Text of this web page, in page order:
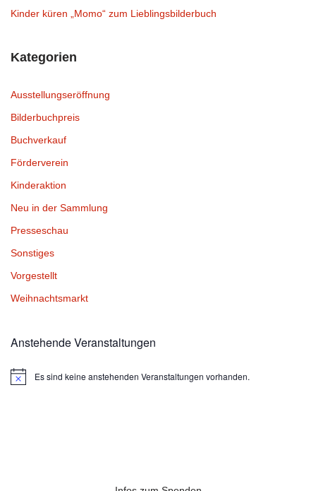
Kinder küren „Momo“ zum Lieblingsbilderbuch
Kategorien
Ausstellungseröffnung
Bilderbuchpreis
Buchverkauf
Förderverein
Kinderaktion
Neu in der Sammlung
Presseschau
Sonstiges
Vorgestellt
Weihnachtsmarkt
Anstehende Veranstaltungen
HinweisEs sind keine anstehenden Veranstaltungen vorhanden.